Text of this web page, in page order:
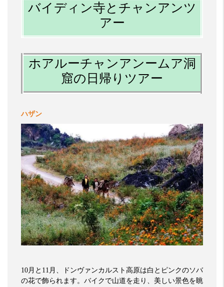
バイディン寺とチャンアンツ
アー
ホアルーチャンアンームア洞
窟の日帰りツアー
ハザン
10月と 11 月、ドンヴァンカルスト高原は白とピンクのソバ
の花で飾られます。バイクで山道を走り、美しい景色を眺